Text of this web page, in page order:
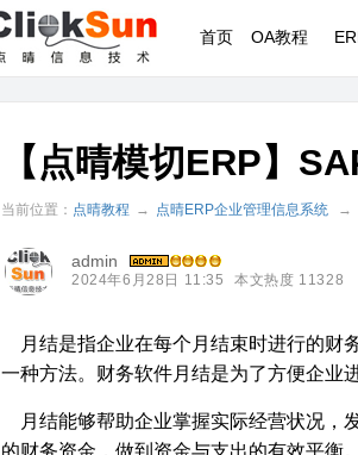
首页 OA教程
【点晴模切ERP】
当前位置： 点晴教程 → 点晴ERP企业管理信息系统 →
admin
2024年6月28日 11:35 本文热度 11328
月结是指企业在每个月结束时进行的财
一种方法。财务软件月结是为了方便企业
月结能够帮助企业掌握实际经营状况，
的财务资金，做到资金与支出的有效平衡